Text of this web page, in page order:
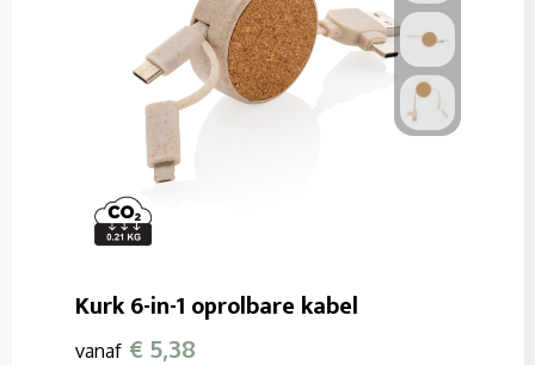
Kurk 6-in-1 oprolbare kabel
vanaf € 5,38